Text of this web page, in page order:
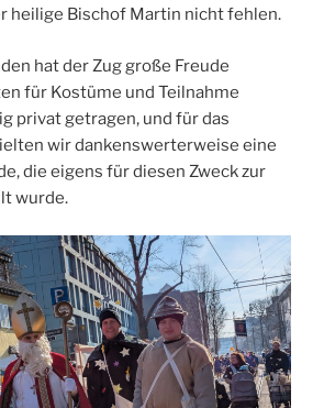
heilige Bischof Martin nicht fehlen.
hat der Zug große Freude
für Kostüme und Teilnahme
privat getragen, und für das
wir dankenswerterweise eine
die eigens für diesen Zweck zur
wurde.